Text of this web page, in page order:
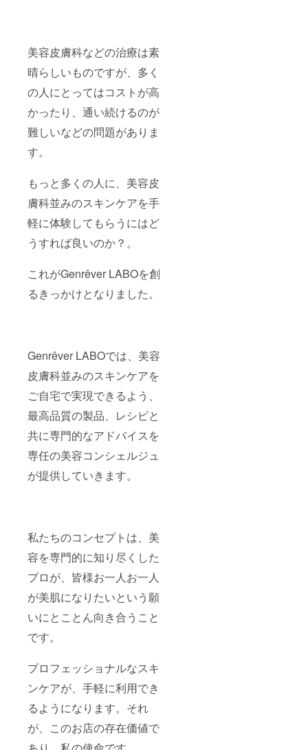
美容皮膚科などの治療は素
晴らしいものですが、多く
の人にとってはコストが高
かったり、通い続けるのが
難しいなどの問題がありま
す。
もっと多くの人に、美容皮
膚科並みのスキンケアを手
軽に体験してもらうにはど
うすれば良いのか？。
これがGenrêver LABOを創
るきっかけとなりました。
Genrêver LABOでは、美容
皮膚科並みのスキンケアを
ご自宅で実現できるよう、
最高品質の製品、レシピと
共に専門的なアドバイスを
専任の美容コンシェルジュ
が提供していきます。
私たちのコンセプトは、美
容を専門的に知り尽くした
プロが、皆様お一人お一人
が美肌になりたいという願
いにとことん向き合うこと
です。
プロフェッショナルなスキ
ンケアが、手軽に利用でき
るようになります。それ
が、このお店の存在価値で